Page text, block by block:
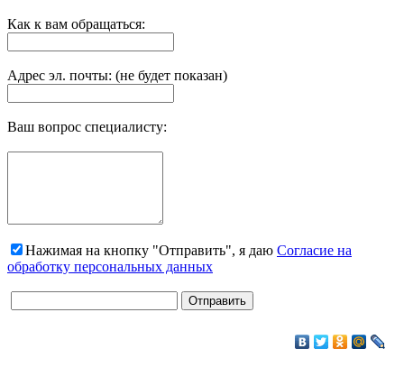
Как к вам обращаться:
Адрес эл. почты: (не будет показан)
Ваш вопрос специалисту:
Нажимая на кнопку "Отправить", я даю Согласие на
обработку персональных данных